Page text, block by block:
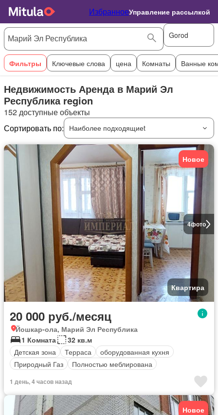
ИзбранноеУправление рассылкой
Gorod
Фильтры Ключевые слова цена Комнаты Ванные
Недвижимость Аренда в Марий Эл
Республика region
152 доступные объекты
Сортировать по:
Наиболее подходящиеt
4фото
Новое
Квартира
20 000 руб./месяц
Йошкар-ола, Марий Эл Республика
1 Комната
32 кв.м
Детская зона
Терраса
оборудованная кухня
Природный Газ
Полностью меблирована
1 день, 4 часов назад
Новое